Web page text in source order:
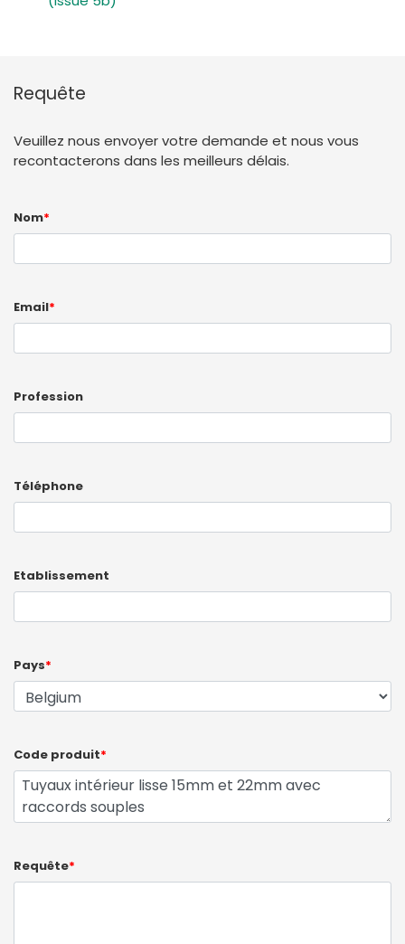
Requête
Veuillez nous envoyer votre demande et nous vous
recontacterons dans les meilleurs délais.
Nom*
Email*
Profession
Téléphone
Etablissement
Pays*
Code produit*
Requête*